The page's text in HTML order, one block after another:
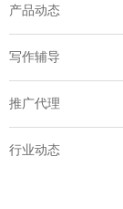
产品动态
写作辅导
推广代理
行业动态